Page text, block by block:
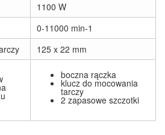
1100 W
0-11000 min-1
125 x 22 mm
boczna rączka
klucz do mocowania
tarczy
2 zapasowe szczotki